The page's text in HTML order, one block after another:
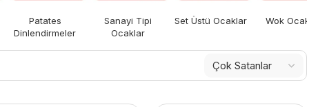
Patates
Dinlendirmeler
Sanayi Tipi
Ocaklar
Set Üstü Ocaklar Wok Ocaklar